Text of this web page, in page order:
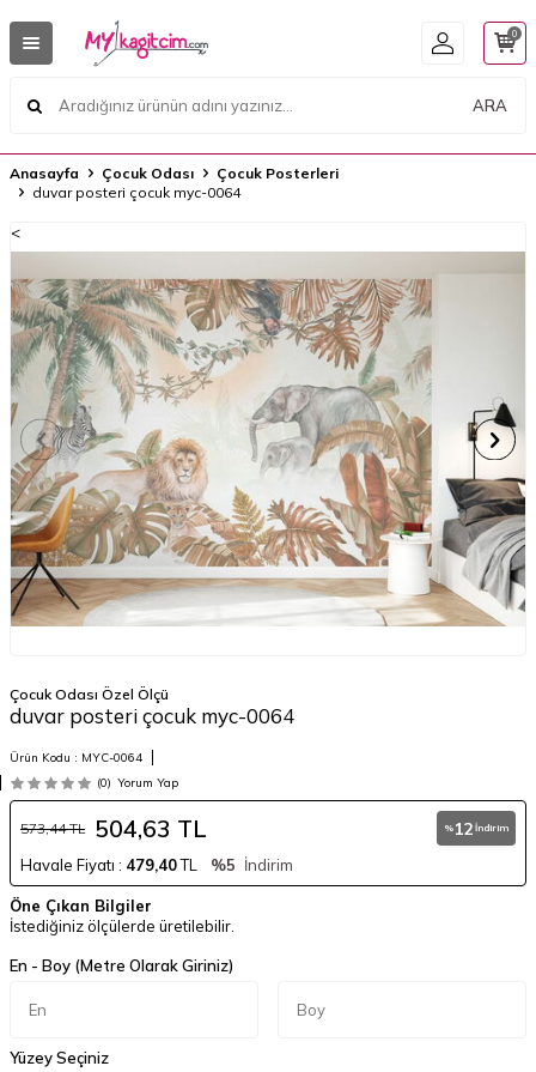
ARA
0
Anasayfa Çocuk Odası
Çocuk Posterleri
duvar posteri çocuk myc-0064
<
Çocuk Odası Özel Ölçü
duvar posteri çocuk myc-0064
Ürün Kodu : MYC-0064
(0) Yorum Yap
573,44TL 504,63 TL % 12 İndirim
Havale Fiyatı : 479,40TL %5 İndirim
Öne Çıkan Bilgiler
İstediğiniz ölçülerde üretilebilir.
En - Boy (Metre Olarak Giriniz)
Yüzey Seçiniz